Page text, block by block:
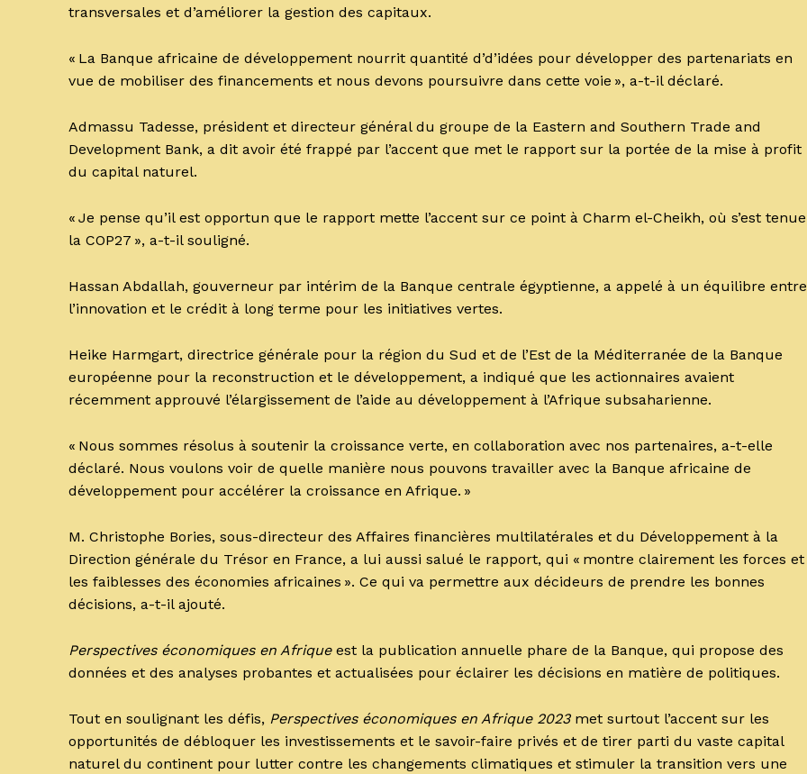
transversales et d’améliorer la gestion des capitaux.
« La Banque africaine de développement nourrit quantité d’d’idées pour développer des partenariats en
vue de mobiliser des financements et nous devons poursuivre dans cette voie », a-t-il déclaré.
Admassu Tadesse, président et directeur général du groupe de la Eastern and Southern Trade and
Development Bank, a dit avoir été frappé par l’accent que met le rapport sur la portée de la mise à profit
du capital naturel.
« Je pense qu’il est opportun que le rapport mette l’accent sur ce point à Charm el-Cheikh, où s’est tenue
la COP27 », a-t-il souligné.
Hassan Abdallah, gouverneur par intérim de la Banque centrale égyptienne, a appelé à un équilibre entre
l’innovation et le crédit à long terme pour les initiatives vertes.
Heike Harmgart, directrice générale pour la région du Sud et de l’Est de la Méditerranée de la Banque
européenne pour la reconstruction et le développement, a indiqué que les actionnaires avaient
récemment approuvé l’élargissement de l’aide au développement à l’Afrique subsaharienne.
« Nous sommes résolus à soutenir la croissance verte, en collaboration avec nos partenaires, a-t-elle
déclaré. Nous voulons voir de quelle manière nous pouvons travailler avec la Banque africaine de
développement pour accélérer la croissance en Afrique. »
M. Christophe Bories, sous-directeur des Affaires financières multilatérales et du Développement à la
Direction générale du Trésor en France, a lui aussi salué le rapport, qui « montre clairement les forces et
les faiblesses des économies africaines ». Ce qui va permettre aux décideurs de prendre les bonnes
décisions, a-t-il ajouté.
Perspectives économiques en Afriqueest la publication annuelle phare de la Banque, qui propose des
données et des analyses probantes et actualisées pour éclairer les décisions en matière de politiques.
Tout en soulignant les défis, Perspectives économiques en Afrique 2023met surtout l’accent sur les
opportunités de débloquer les investissements et le savoir-faire privés et de tirer parti du vaste capital
naturel du continent pour lutter contre les changements climatiques et stimuler la transition vers une